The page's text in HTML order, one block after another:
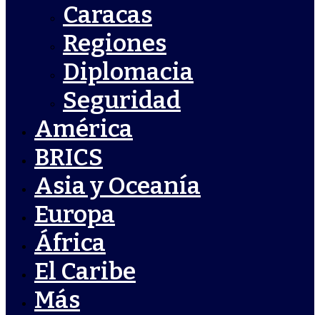
Caracas
Regiones
Diplomacia
Seguridad
América
BRICS
Asia y Oceanía
Europa
África
El Caribe
Más